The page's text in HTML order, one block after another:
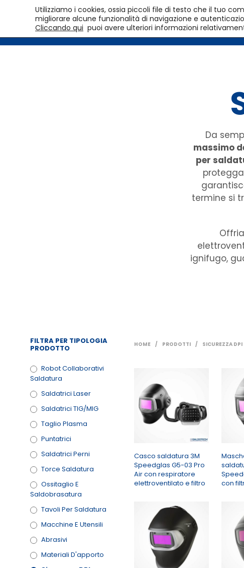
Da
massimo
per
termine si
ignifugo,
FILTRA PER TIPOLOGIA
PRODOTTO
Robot Collaborativi
Saldatura
Saldatrici Laser
Saldatrici TIG/MIG
Taglio Plasma
Puntatrici
Saldatrici Perni
Torce Saldatura
Ossitaglio E
Saldobrasatura
Tavoli Per Saldatura
Macchine E Utensili
Abrasivi
Materiali D'apporto
HOME / PRODOTTI / SICUREZZA DPI
Casco saldatura 3M
Speedglas G5-03 Pro
Air con respiratore
elettroventilato e filtro
con
Utilizziamo i cookies, ossia piccoli file di testo che il tuo
migliorare alcune funzionalità di navigazione e
Cliccando qui puoi avere ulteriori informazioni